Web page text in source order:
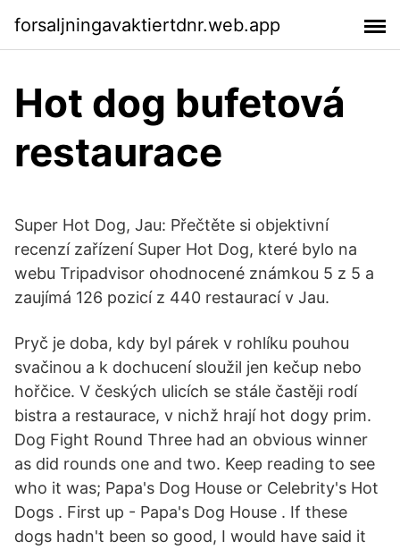
forsaljningavaktiertdnr.web.app
Hot dog bufetová
restaurace
Super Hot Dog, Jau: Přečtěte si objektivní
recenzí zařízení Super Hot Dog, které bylo na
webu Tripadvisor ohodnocené známkou 5 z 5 a
zaujímá 126 pozicí z 440 restaurací v Jau.
Pryč je doba, kdy byl párek v rohlíku pouhou
svačinou a k dochucení sloužil jen kečup nebo
hořčice. V českých ulicích se stále častěji rodí
bistra a restaurace, v nichž hrají hot dogy prim.
Dog Fight Round Three had an obvious winner
as did rounds one and two. Keep reading to see
who it was; Papa's Dog House or Celebrity's Hot
Dogs . First up - Papa's Dog House . If these
dogs hadn't been so good, I would have said it